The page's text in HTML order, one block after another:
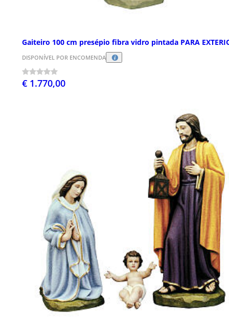
Gaiteiro 100 cm presépio fibra vidro pintada PARA
DISPONÍVEL POR ENCOMENDA
€ 1.770,00